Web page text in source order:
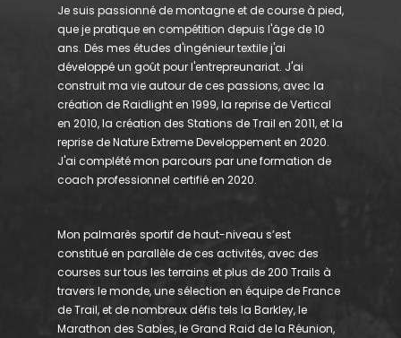
Je suis passionné de montagne et de course à pied,
que je pratique en compétition depuis l'âge de 10
ans. Dés mes études d'ingénieur textile j'ai
développé un goût pour l'entrepreunariat. J'ai
construit ma vie autour de ces passions, avec la
création de Raidlight en 1999, la reprise de Vertical
en 2010, la création des Stations de Trail en 2011, et la
reprise de Nature Extreme Developpement en 2020.
J'ai complété mon parcours par une formation de
coach professionnel certifié en 2020.
Mon palmarès sportif de haut-niveau s’est
constitué en parallèle de ces activités, avec des
courses sur tous les terrains et plus de 200 Trails à
travers le monde, une sélection en équipe de France
de Trail, et de nombreux défis tels la Barkley, le
Marathon des Sables, le Grand Raid de la Réunion,